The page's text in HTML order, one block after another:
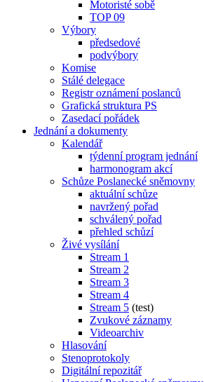
Motoristé sobě
TOP 09
Výbory
předsedové
podvýbory
Komise
Stálé delegace
Registr oznámení poslanců
Grafická struktura PS
Zasedací pořádek
Jednání a dokumenty
Kalendář
týdenní program jednání
harmonogram akcí
Schůze Poslanecké sněmovny
aktuální schůze
navržený pořad
schválený pořad
přehled schůzí
Živé vysílání
Stream 1
Stream 2
Stream 3
Stream 4
Stream 5 (test)
Zvukové záznamy
Videoarchiv
Hlasování
Stenoprotokoly
Digitální repozitář